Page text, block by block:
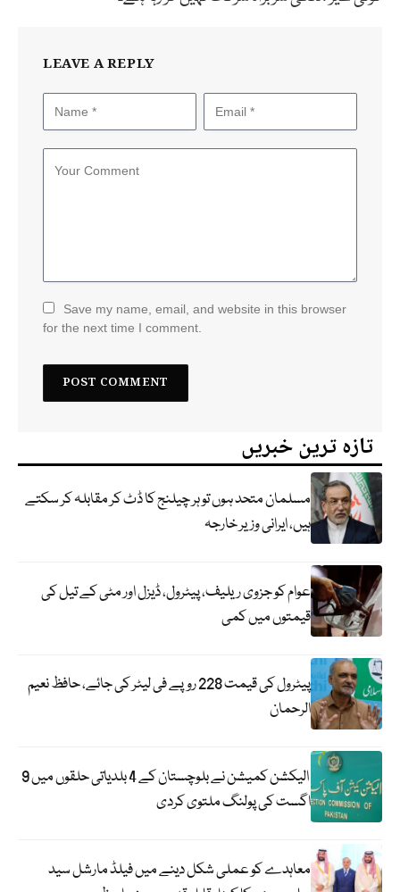
LEAVE A REPLY
Save my name, email, and website in this browser
for the next time I comment.
تازہ ترین خبریں
مسلمان متحد ہوں تو ہر چیلنج کا ڈٹ کر مقابلہ کر سکتے
ہیں، ایرانی وزیر خارجہ
عوام کو جزوی ریلیف، پیٹرول، ڈیزل اور مٹی کے تیل کی
قیمتوں میں کمی
پیٹرول کی قیمت 228 روپے فی لیٹر کی جائے، حافظ نعیم
الرحمان
الیکشن کمیشن نے بلوچستان کے 4 بلدیاتی حلقوں میں 9
اگست کی پولنگ ملتوی کردی
معاہدے کو عملی شکل دینے میں فیلڈ مارشل سید